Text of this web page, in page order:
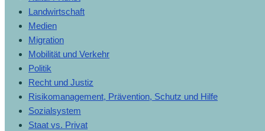
Landwirtschaft
Medien
Migration
Mobilität und Verkehr
Politik
Recht und Justiz
Risikomanagement, Prävention, Schutz und Hilfe
Sozialsystem
Staat vs. Privat